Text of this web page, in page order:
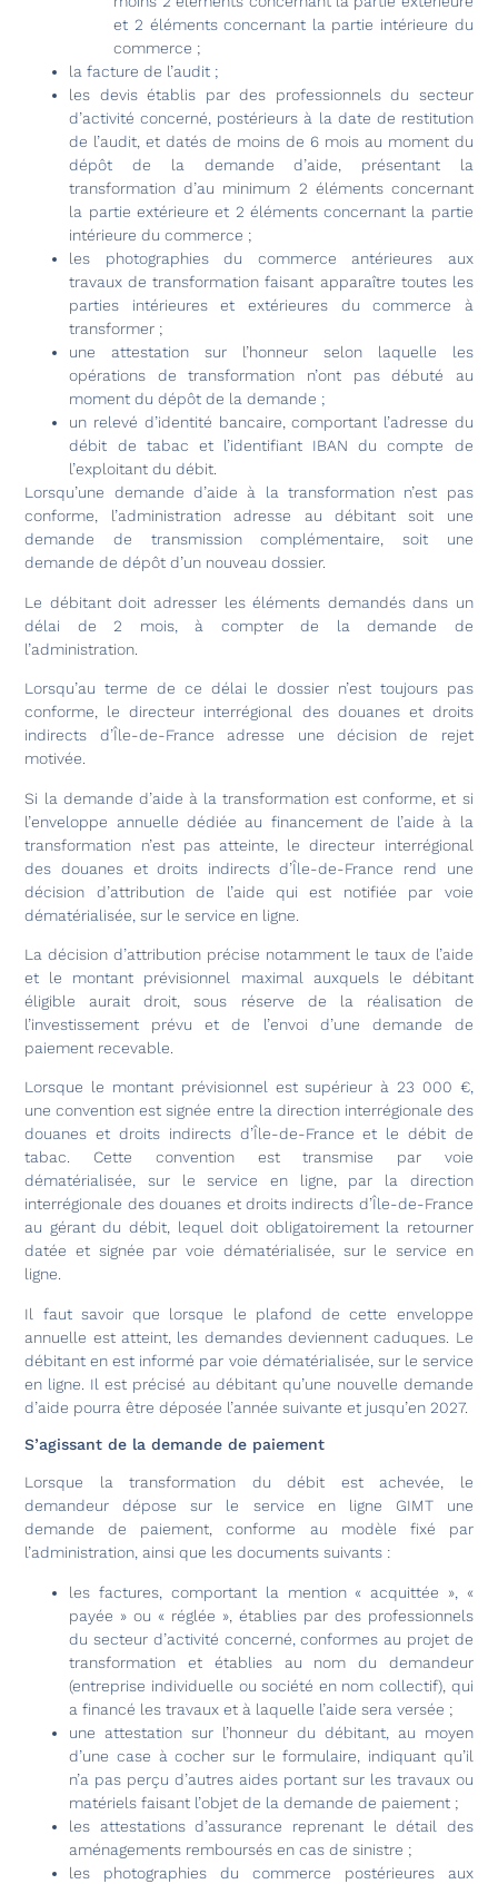
et 2 éléments concernant la partie intérieure du
commerce ;
la facture de l’audit ;
les devis établis par des professionnels du secteur
d’activité concerné, postérieurs à la date de restitution
de l’audit, et datés de moins de 6 mois au moment du
dépôt de la demande d’aide, présentant la
transformation d’au minimum 2 éléments concernant
la partie extérieure et 2 éléments concernant la partie
intérieure du commerce ;
les photographies du commerce antérieures aux
travaux de transformation faisant apparaître toutes les
parties intérieures et extérieures du commerce à
transformer ;
une attestation sur l’honneur selon laquelle les
opérations de transformation n’ont pas débuté au
moment du dépôt de la demande ;
un relevé d’identité bancaire, comportant l’adresse du
débit de tabac et l’identifiant IBAN du compte de
l’exploitant du débit.
Lorsqu’une demande d’aide à la transformation n’est pas
conforme, l’administration adresse au débitant soit une
demande de transmission complémentaire, soit une
demande de dépôt d’un nouveau dossier.
Le débitant doit adresser les éléments demandés dans un
délai de 2 mois, à compter de la demande de
l’administration.
Lorsqu’au terme de ce délai le dossier n’est toujours pas
conforme, le directeur interrégional des douanes et droits
indirects d’Île-de-France adresse une décision de rejet
motivée.
Si la demande d’aide à la transformation est conforme, et si
l’enveloppe annuelle dédiée au financement de l’aide à la
transformation n’est pas atteinte, le directeur interrégional
des douanes et droits indirects d’Île-de-France rend une
décision d’attribution de l’aide qui est notifiée par voie
dématérialisée, sur le service en ligne.
La décision d’attribution précise notamment le taux de l’aide
et le montant prévisionnel maximal auxquels le débitant
éligible aurait droit, sous réserve de la réalisation de
l’investissement prévu et de l’envoi d’une demande de
paiement recevable.
Lorsque le montant prévisionnel est supérieur à 23 000 €,
une convention est signée entre la direction interrégionale des
douanes et droits indirects d’Île-de-France et le débit de
tabac. Cette convention est transmise par voie
dématérialisée, sur le service en ligne, par la direction
interrégionale des douanes et droits indirects d’Île-de-France
au gérant du débit, lequel doit obligatoirement la retourner
datée et signée par voie dématérialisée, sur le service en
ligne.
Il faut savoir que lorsque le plafond de cette enveloppe
annuelle est atteint, les demandes deviennent caduques. Le
débitant en est informé par voie dématérialisée, sur le service
en ligne. Il est précisé au débitant qu’une nouvelle demande
d’aide pourra être déposée l’année suivante et jusqu’en 2027.
S’agissant de la demande de paiement
Lorsque la transformation du débit est achevée, le
demandeur dépose sur le service en ligne GIMT une
demande de paiement, conforme au modèle fixé par
l’administration, ainsi que les documents suivants :
les factures, comportant la mention « acquittée », «
payée » ou « réglée », établies par des professionnels
du secteur d’activité concerné, conformes au projet de
transformation et établies au nom du demandeur
(entreprise individuelle ou société en nom collectif), qui
a financé les travaux et à laquelle l’aide sera versée ;
une attestation sur l’honneur du débitant, au moyen
d’une case à cocher sur le formulaire, indiquant qu’il
n’a pas perçu d’autres aides portant sur les travaux ou
matériels faisant l’objet de la demande de paiement ;
les attestations d’assurance reprenant le détail des
aménagements remboursés en cas de sinistre ;
les photographies du commerce postérieures aux